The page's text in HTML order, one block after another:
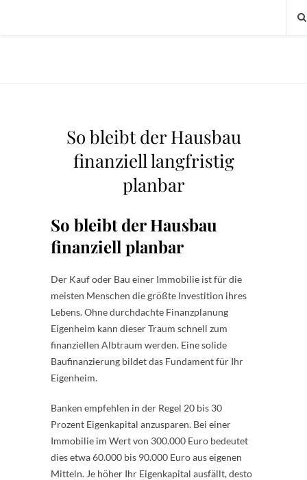
So bleibt der Hausbau
finanziell langfristig
planbar
So bleibt der Hausbau
finanziell planbar
Der Kauf oder Bau einer Immobilie ist für die
meisten Menschen die größte Investition ihres
Lebens. Ohne durchdachte Finanzplanung
Eigenheim kann dieser Traum schnell zum
finanziellen Albtraum werden. Eine solide
Baufinanzierung bildet das Fundament für Ihr
Eigenheim.
Banken empfehlen in der Regel 20 bis 30
Prozent Eigenkapital anzusparen. Bei einer
Immobilie im Wert von 300.000 Euro bedeutet
dies etwa 60.000 bis 90.000 Euro aus eigenen
Mitteln. Je höher Ihr Eigenkapital ausfällt, desto